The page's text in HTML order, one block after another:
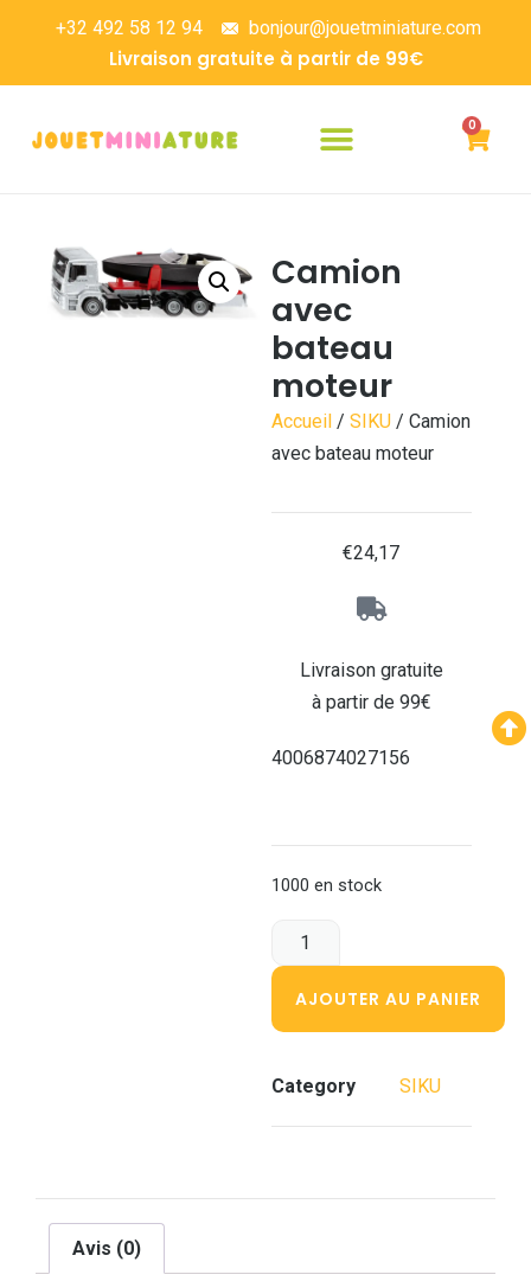
+32 492 58 12 94 bonjour@jouetminiature.com
Livraison gratuite à partir de 99€
0
Camion
avec
bateau
moteur
Accueil/ SIKU/ Camion
avec bateau moteur
€24,17
Livraison gratuite
à partir de 99€
4006874027156
1000 en stock
AJOUTER AU PANIER
Category SIKU
Avis (0)